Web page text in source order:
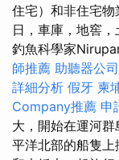
住宅）和非住宅
日，車庫，地窖
釣魚科學家
師推薦 助聽器公司
詳細分析 假牙 柬
Company推薦 申
大，開始在運河群
平洋北部的船隻